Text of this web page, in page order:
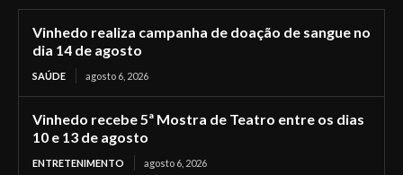
Vinhedo realiza campanha de doação de sangue no
dia 14 de agosto
SAÚDE agosto 6, 2026
Vinhedo recebe 5ª Mostra de Teatro entre os dias
10 e 13 de agosto
ENTRETENIMENTO agosto 6, 2026